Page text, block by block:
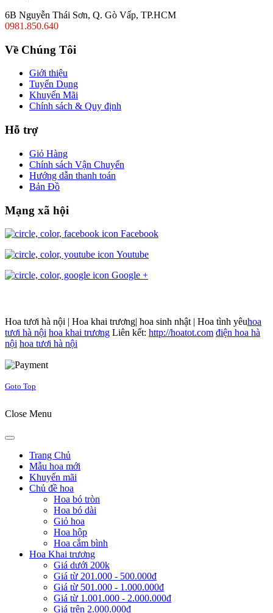
6B Nguyễn Thái Sơn, Q. Gò Vấp, TP.HCM
0981.850.640
Về Chúng Tôi
Giới thiệu
Tuyển Dụng
Khuyến Mãi
Chính sách & Quy định
Hỗ trợ
Giỏ Hàng
Chính sách Vận Chuyển
Hướng dẫn thanh toán
Bản Đồ
Mạng xã hội
Facebook
Youtube
Google +
Hoa tươi hà nội | Hoa khai trương| hoa sinh nhật | Hoa tình yêuhoa
tươi hà nội hoa khai trương Liên kết: http://hoatot.com điện hoa hà
nội hoa tươi hà nội
Goto Top
Close Menu
Trang Chủ
Mẫu hoa mới
Khuyến mãi
Chủ đề hoa
Hoa bó tròn
Hoa bó dài
Giỏ hoa
Hoa hộp
Hoa cắm bình
Hoa Khai trương
Giá dưới 200k
Giá từ 201.000 - 500.000đ
Giá từ 501.000 - 1.000.000đ
Giá từ 1.001.000 - 2.000.000đ
Giá trên 2.000.000đ